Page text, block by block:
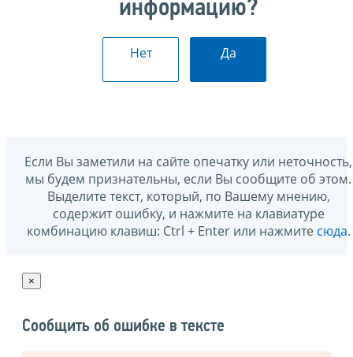
информацию?
Нет Да
Если Вы заметили на сайте опечатку или неточность,
мы будем признательны, если Вы сообщите об этом.
Выделите текст, который, по Вашему мнению,
содержит ошибку, и нажмите на клавиатуре
комбинацию клавиш: Ctrl + Enter или нажмите сюда.
×
Сообщить об ошибке в тексте